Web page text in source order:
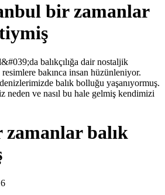
bir zamanlar
balıkçılığa dair nostaljik
bakınca insan hüzünleniyor.
balık bolluğu yaşanıyormuş.
ve nasıl bu hale gelmiş kendimizi
balık